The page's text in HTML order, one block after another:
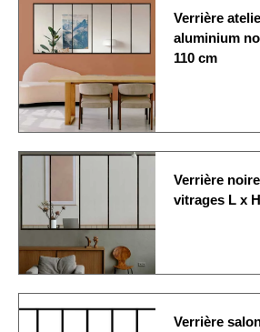
Verrière
aluminium
110 cm
Verrière
vitrages L x
Verrière